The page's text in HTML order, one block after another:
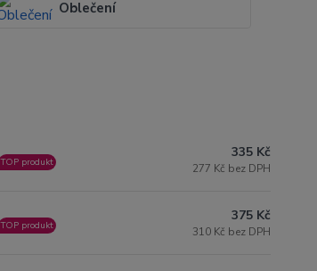
Oblečení
TOP produkt
335 Kč
277 Kč bez DPH
TOP produkt
375 Kč
310 Kč bez DPH